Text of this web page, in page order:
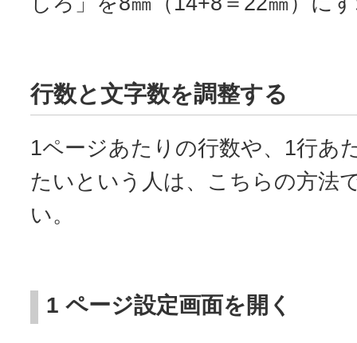
行数と文字数を調整する
1ページあたりの行数や、1行あ
たいという人は、こちらの方法
い。
1 ページ設定画面を開く